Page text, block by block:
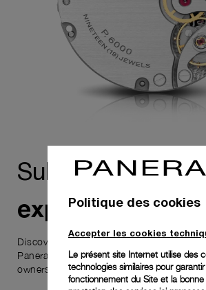
Sublimez votre
expérience
Discover the exceptional elements that
Panerai timepiece, enhancing its
ownership experience.
Politique des cookies
Accepter les cookies
Le présent site Internet utilise des
technologies similaires pour
fonctionnement du Site et la bonne